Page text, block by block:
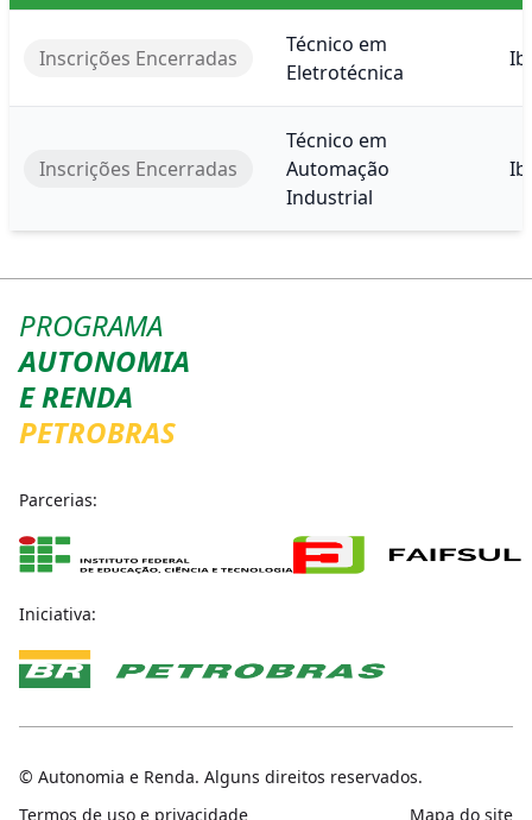
Inscrições Encerradas
Técnico em
Eletrotécnica
Inscrições Encerradas
Técnico em
Automação
Industrial
PROGRAMA
AUTONOMIA
E RENDA
PETROBRAS
Parcerias:
Iniciativa:
© Autonomia e Renda. Alguns direitos reservados.
Termos de uso e privacidade
Mapa do site